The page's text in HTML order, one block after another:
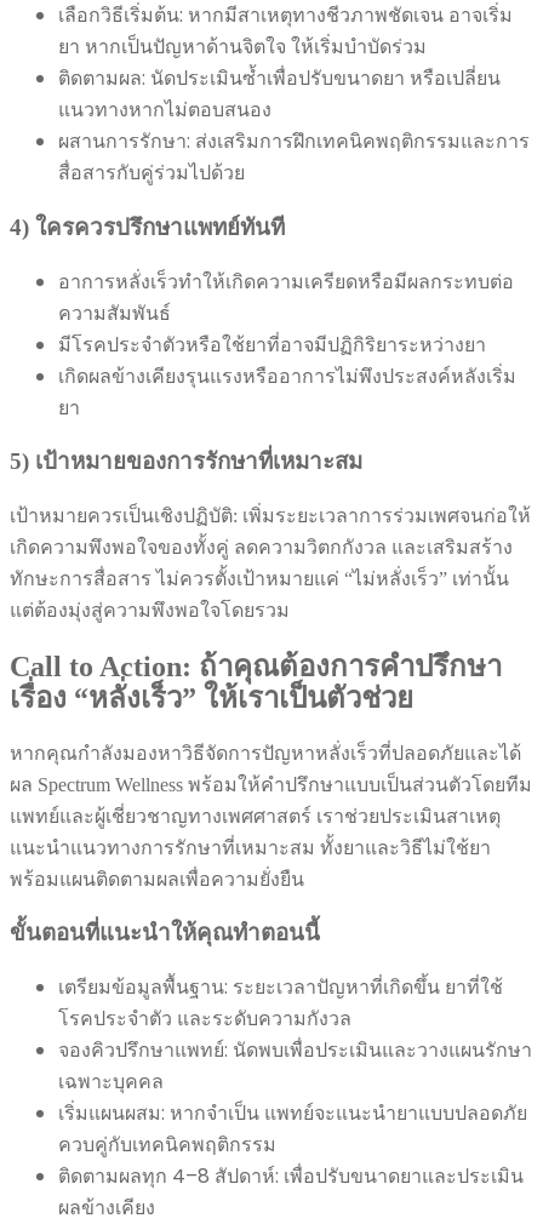
เลือกวิธีเริ่มต้น: หากมีสาเหตุทางชีวภาพชัดเจน อาจเริ่ม
ยา หากเป็นปัญหาด้านจิตใจ ให้เริ่มบำบัดร่วม
ติดตามผล: นัดประเมินซ้ำเพื่อปรับขนาดยา หรือเปลี่ยน
แนวทางหากไม่ตอบสนอง
ผสานการรักษา: ส่งเสริมการฝึกเทคนิคพฤติกรรมและการ
สื่อสารกับคู่ร่วมไปด้วย
4) ใครควรปรึกษาแพทย์ทันที
อาการหลั่งเร็วทำให้เกิดความเครียดหรือมีผลกระทบต่อ
ความสัมพันธ์
มีโรคประจำตัวหรือใช้ยาที่อาจมีปฏิกิริยาระหว่างยา
เกิดผลข้างเคียงรุนแรงหรืออาการไม่พึงประสงค์หลังเริ่ม
ยา
5) เป้าหมายของการรักษาที่เหมาะสม
เป้าหมายควรเป็นเชิงปฏิบัติ: เพิ่มระยะเวลาการร่วมเพศจนก่อให้
เกิดความพึงพอใจของทั้งคู่ ลดความวิตกกังวล และเสริมสร้าง
ทักษะการสื่อสาร ไม่ควรตั้งเป้าหมายแค่ “ไม่หลั่งเร็ว” เท่านั้น
แต่ต้องมุ่งสู่ความพึงพอใจโดยรวม
Call to Action: ถ้าคุณต้องการคำปรึกษา
เรื่อง “หลั่งเร็ว” ให้เราเป็นตัวช่วย
หากคุณกำลังมองหาวิธีจัดการปัญหาหลั่งเร็วที่ปลอดภัยและได้
ผล Spectrum Wellness พร้อมให้คำปรึกษาแบบเป็นส่วนตัวโดยทีม
แพทย์และผู้เชี่ยวชาญทางเพศศาสตร์ เราช่วยประเมินสาเหตุ
แนะนำแนวทางการรักษาที่เหมาะสม ทั้งยาและวิธีไม่ใช้ยา
พร้อมแผนติดตามผลเพื่อความยั่งยืน
ขั้นตอนที่แนะนำให้คุณทำตอนนี้
เตรียมข้อมูลพื้นฐาน: ระยะเวลาปัญหาที่เกิดขึ้น ยาที่ใช้
โรคประจำตัว และระดับความกังวล
จองคิวปรึกษาแพทย์: นัดพบเพื่อประเมินและวางแผนรักษา
เฉพาะบุคคล
เริ่มแผนผสม: หากจำเป็น แพทย์จะแนะนำยาแบบปลอดภัย
ควบคู่กับเทคนิคพฤติกรรม
ติดตามผลทุก 4–8 สัปดาห์: เพื่อปรับขนาดยาและประเมิน
ผลข้างเคียง